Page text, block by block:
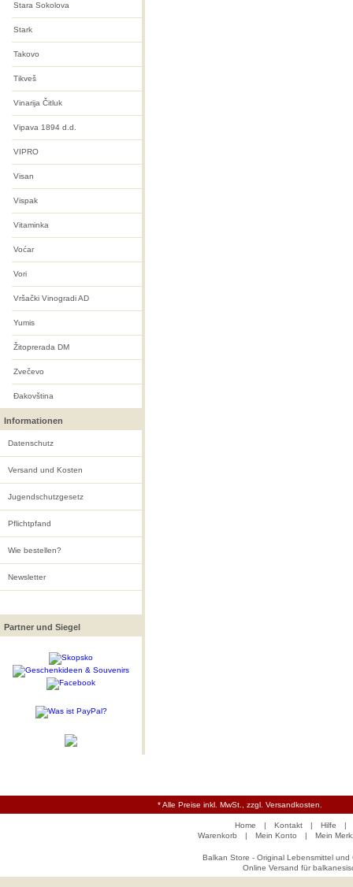
Stara Sokolova
Stark
Takovo
Tikveš
Vinarija Čitluk
Vipava 1894 d.d.
VIPRO
Visan
Vispak
Vitaminka
Voćar
Vori
Vršački Vinogradi AD
Yumis
Žitoprerada DM
Zvečevo
Ðakovština
Informationen
Datenschutz
Versand und Kosten
Jugendschutzgesetz
Pflichtpfand
Wie bestellen?
Newsletter
Partner und Siegel
* Alle Preise inkl. MwSt., zzgl. Versandkosten.
Home | Kontakt | Hilfe
|
Warenkorb
| Mein Konto | Mein
Balkan Store - Original Lebensmittel
Online Versand für